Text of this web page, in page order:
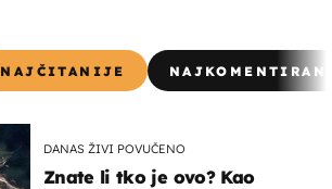
NAJČITANIJE
DANAS ŽIVI POVUČENO
Znate li tko je ovo? Kao